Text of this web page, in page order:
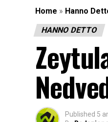
Home » Hanno
HANNO DETTO
Published 5